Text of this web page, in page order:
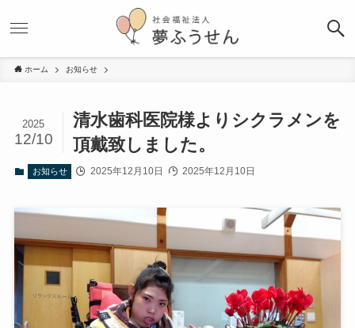
ホーム お知らせ
清水歯科医院様よりシクラメンを
頂戴致しました。
2025
12/10
お知らせ 2025年12月10日 2025年12月10日